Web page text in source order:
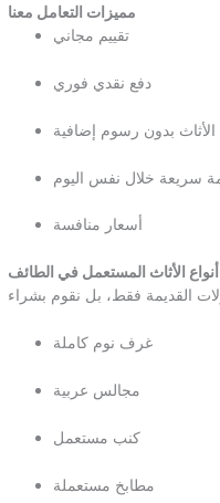
مميزات التعامل معنا
تقييم مجاني
دفع نقدي فوري
بدون رسوم إضافية
سريعة خلال نفس اليوم
أسعار منافسة
الأثاث المستعمل في الطائف
غرف نوم كاملة
مجالس عربية
كنب مستعمل
مطابخ مستعملة